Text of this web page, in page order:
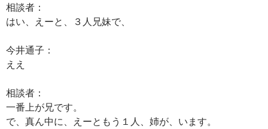
相談者：
はい、えーと、３人兄妹で、
今井通子：
ええ
相談者：
一番上が兄です。
で、真ん中に、えーともう１人、姉が、います。